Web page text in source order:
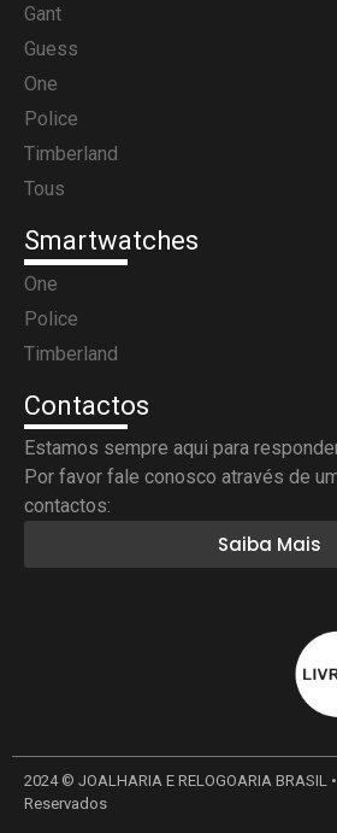
Gant
Guess
One
Police
Timberland
Tous
Smartwatches
One
Police
Timberland
Contactos
Estamos sempre aqui para
Por favor fale conosco através de
contactos:
Saiba Mais
2024 © JOALHARIA E RELOGOARIA
Reservados